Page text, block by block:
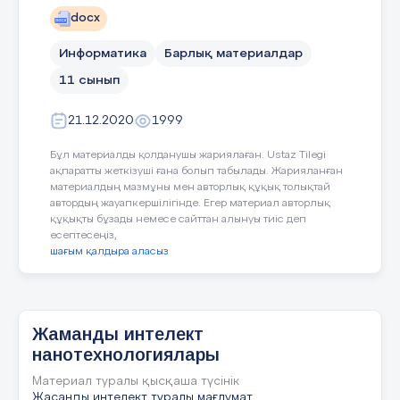
Сабақтың
Ү/т: "Нейрондық желінің онлайн-
ескеру қажет.
Жасанды интеллект қалай жұмыс
жасайды? Алгоритмдері.
немесе белгілі бір мақсатқа жету үшін
тізбегі. Контекстінде жасанды интеллект
(AI), Алгоритмдер деректерді өңдеуде,
шешім қабылдауда және модельдерді
оқытуда шешуші рөл атқарады.
Машиналық оқыту алгоритмдері:
алгоритмдер белгіленген
мәліметтер негізінде оқытылады,
мұнда әрбір кіріс мысалына дұрыс
жауап беріледі. Мысалы,
анықтамалық векторлар әдісі
машиналық оқыту
Диалог құруға/жазылымға
Жасанды
Машиналық оқытудың
дарыту
Жұпта, сыныпта жұмыс
docx
Информатика Барлық материалдар
11 сынып
21.12.2020 1999
Бұл материалды қолданушы жариялаған. Ustaz Tilegi
ақпаратты жеткізуші ғана болып табылады. Жарияланған
материалдың мазмұны мен авторлық құқық толықтай
автордың жауапкершілігінде. Егер материал авторлық
құқықты бұзады немесе сайттан алынуы тиіс деп
есептесеңіз,
шағым қалдыра аласыз
Жаманды интелект
нанотехнологиялары
Материал туралы қысқаша түсінік